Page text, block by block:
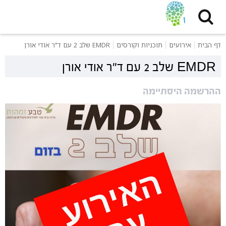
דף הבית אירועים תוכניות וקורסים EMDR שלב 2 עם ד"ר אודי אורן
EMDR שלב 2 עם ד"ר אודי אורן
ההרשמה היסתיימה